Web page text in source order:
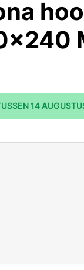
14